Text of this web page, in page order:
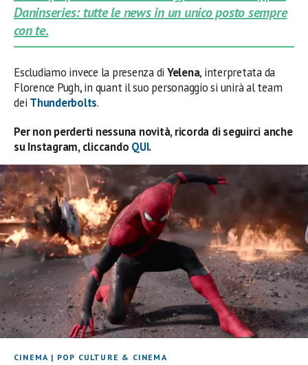
Daninseries: tutte le news in un unico posto sempre
con te.
Escludiamo invece la presenza di Yelena, interpretata da
Florence Pugh, in quant il suo personaggio si unirà al team
dei Thunderbolts.
Per non perderti nessuna novità, ricorda di seguirci anche
su Instagram, cliccando QUI.
CINEMA | POP CULTURE & CINEMA